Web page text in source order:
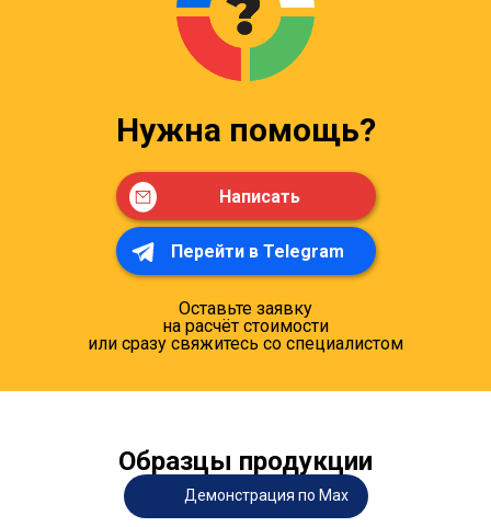
Нужна помощь?
Написать
Перейти в Telegram
Оставьте заявку
на расчёт стоимости
или сразу свяжитесь со специалистом
Образцы продукции
Демонстрация по Max